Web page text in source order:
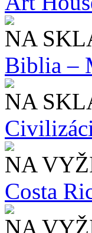
NA
Biblia –
NA
NA
Costa
NA